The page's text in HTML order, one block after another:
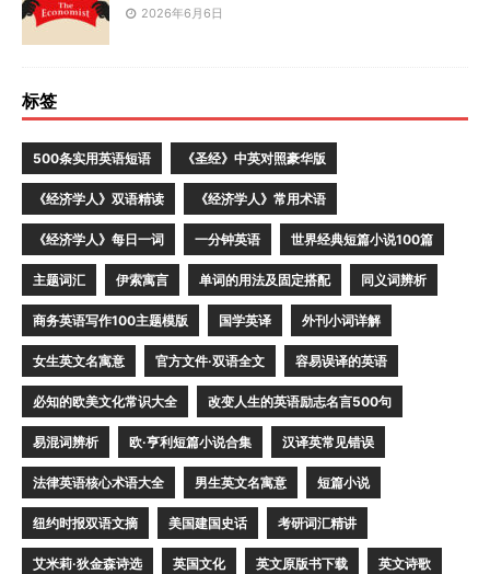
2026年6月6日
标签
500条实用英语短语 《圣经》中英对照豪华版
《经济学人》双语精读 《经济学人》常用术语
《经济学人》每日一词 一分钟英语 世界经典短篇小说100篇
主题词汇 伊索寓言 单词的用法及固定搭配 同义词辨析
商务英语写作100主题模版 国学英译 外刊小词详解
女生英文名寓意 官方文件·双语全文 容易误译的英语
必知的欧美文化常识大全 改变人生的英语励志名言500句
易混词辨析 欧·亨利短篇小说合集 汉译英常见错误
法律英语核心术语大全 男生英文名寓意 短篇小说
纽约时报双语文摘 美国建国史话 考研词汇精讲
艾米莉·狄金森诗选 英国文化 英文原版书下载 英文诗歌